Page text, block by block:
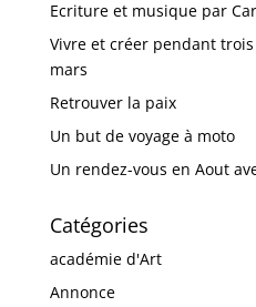
Ecriture et musique par
Vivre et créer pendant
mars
Retrouver la paix
Un but de voyage à moto
Un rendez-vous en Aout
Catégories
académie d'Art
Annonce